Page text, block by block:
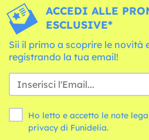
ACCEDI ALLE
ESCLUSIVE*
Sii il primo a scoprire le novità
registrando la tua email!
Ho letto e accetto le note
privacy di Funidelia.